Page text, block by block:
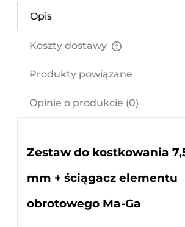
Opis
Koszty dostawy
Produkty powiązane
Opinie o produkcie (0)
Zestaw do kostkowania
mm + ściągacz elementu
obrotowego Ma-Ga